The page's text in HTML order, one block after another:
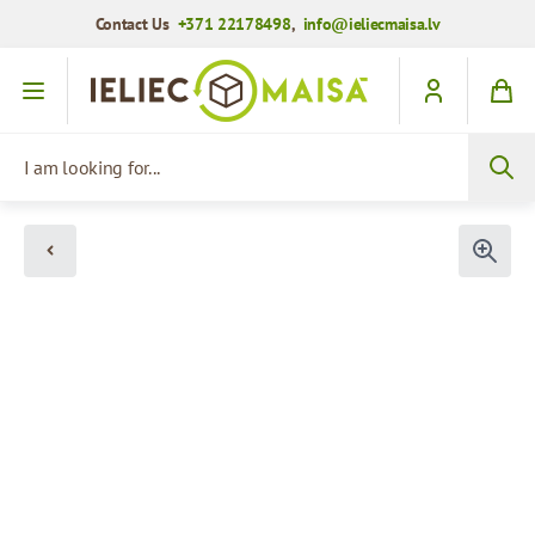
Contact Us +371 22178498, info@ieliecmaisa.lv
Skip to Content